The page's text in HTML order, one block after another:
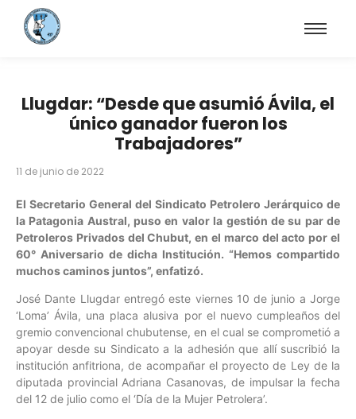
Llugdar: “Desde que asumió Ávila, el
único ganador fueron los
Trabajadores”
11 de junio de 2022
El Secretario General del Sindicato Petrolero Jerárquico de
la Patagonia Austral, puso en valor la gestión de su par de
Petroleros Privados del Chubut, en el marco del acto por el
60° Aniversario de dicha Institución. “Hemos compartido
muchos caminos juntos”, enfatizó.
José Dante Llugdar entregó este viernes 10 de junio a Jorge
‘Loma’ Ávila, una placa alusiva por el nuevo cumpleaños del
gremio convencional chubutense, en el cual se comprometió a
apoyar desde su Sindicato a la adhesión que allí suscribió la
institución anfitriona, de acompañar el proyecto de Ley de la
diputada provincial Adriana Casanovas, de impulsar la fecha
del 12 de julio como el ‘Día de la Mujer Petrolera’.